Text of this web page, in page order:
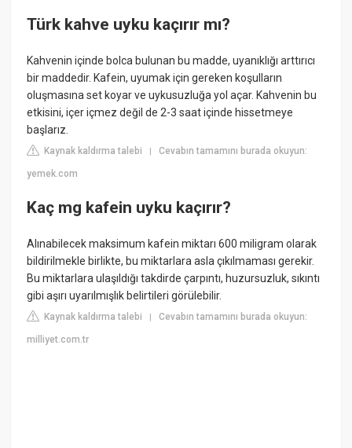
Türk kahve uyku kaçırır mı?
Kahvenin içinde bolca bulunan bu madde, uyanıklığı arttırıcı
bir maddedir. Kafein, uyumak için gereken koşulların
oluşmasına set koyar ve uykusuzluğa yol açar. Kahvenin bu
etkisini, içer içmez değil de 2-3 saat içinde hissetmeye
başlarız.
Kaynak kaldırma talebi |Cevabın tamamını burada okuyun:
yemek.com
Kaç mg kafein uyku kaçırır?
Alınabilecek maksimum kafein miktarı 600 miligram olarak
bildirilmekle birlikte, bu miktarlara asla çıkılmaması gerekir.
Bu miktarlara ulaşıldığı takdirde çarpıntı, huzursuzluk, sıkıntı
gibi aşırı uyarılmışlık belirtileri görülebilir.
Kaynak kaldırma talebi |Cevabın tamamını burada okuyun:
milliyet.com.tr